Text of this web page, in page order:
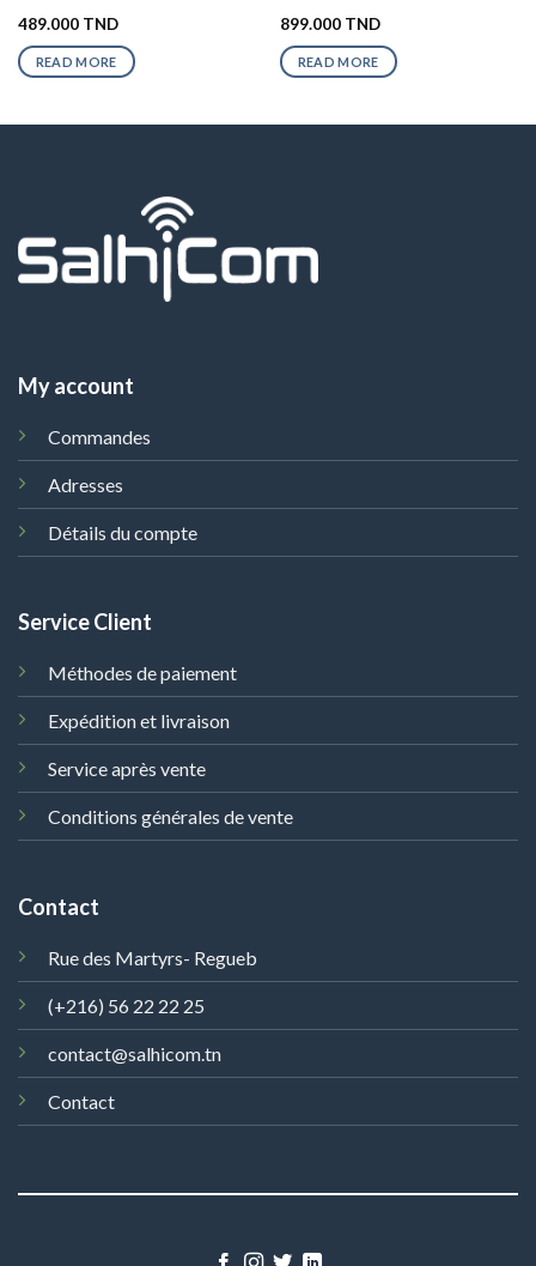
489.000 TND
READ MORE
899.000 TND
READ MORE
My account
Commandes
Adresses
Détails du compte
Service Client
Méthodes de paiement
Expédition et livraison
Service après vente
Conditions générales de vente
Contact
Rue des Martyrs- Regueb
(+216) 56 22 22 25
contact@salhicom.tn
Contact